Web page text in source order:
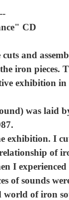
CD
and
iron pieces.
exhibition in
was laid
exhibition. I
of
I
of sounds
world of iron